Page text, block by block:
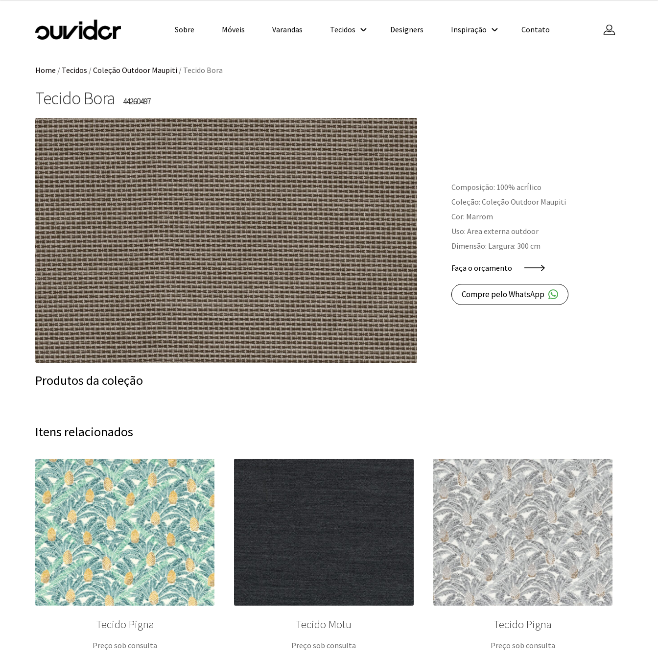
Sobre Móveis Varandas Tecidos Designers Inspiração Contato
Home / Tecidos /Coleção Outdoor Maupiti / Tecido Bora
Tecido Bora 44260497
Composição: 100% acrÍlico
Coleção: Coleção Outdoor Maupiti
Cor: Marrom
Uso: Area externa outdoor
Dimensão: Largura: 300 cm
Faça o orçamento
Compre pelo WhatsApp
Produtos da coleção
Itens relacionados
Tecido Pigna
Preço sob consulta
Tecido Motu
Preço sob consulta
Tecido Pigna
Preço sob consulta